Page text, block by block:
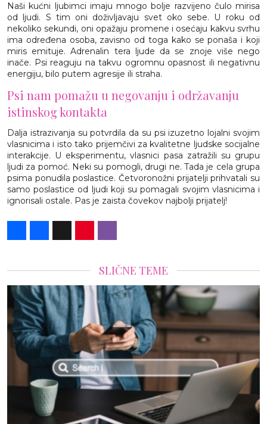
Naši kućni ljubimci imaju mnogo bolje razvijeno čulo mirisa
od ljudi. S tim oni doživljavaju svet oko sebe. U roku od
nekoliko sekundi, oni opažaju promene i osećaju kakvu svrhu
ima određena osoba, zavisno od toga kako se ponaša i koji
miris emituje. Adrenalin tera ljude da se znoje više nego
inače. Psi reaguju na takvu ogromnu opasnost ili negativnu
energiju, bilo putem agresije ili straha.
Psi nam pomažu u negovanju i održavanju
istinskog kontakta
Dalja istrazivanja su potvrdila da su psi izuzetno lojalni svojim
vlasnicima i isto tako prijemčivi za kvalitetne ljudske socijalne
interakcije. U eksperimentu, vlasnici pasa zatražili su grupu
ljudi za pomoć. Neki su pomogli, drugi ne. Tada je cela grupa
psima ponudila poslastice. Četvoronožni prijatelji prihvatali su
samo poslastice od ljudi koji su pomagali svojim vlasnicima i
ignorisali ostale. Pas je zaista čovekov najbolji prijatelj!
SLIČNE TEME